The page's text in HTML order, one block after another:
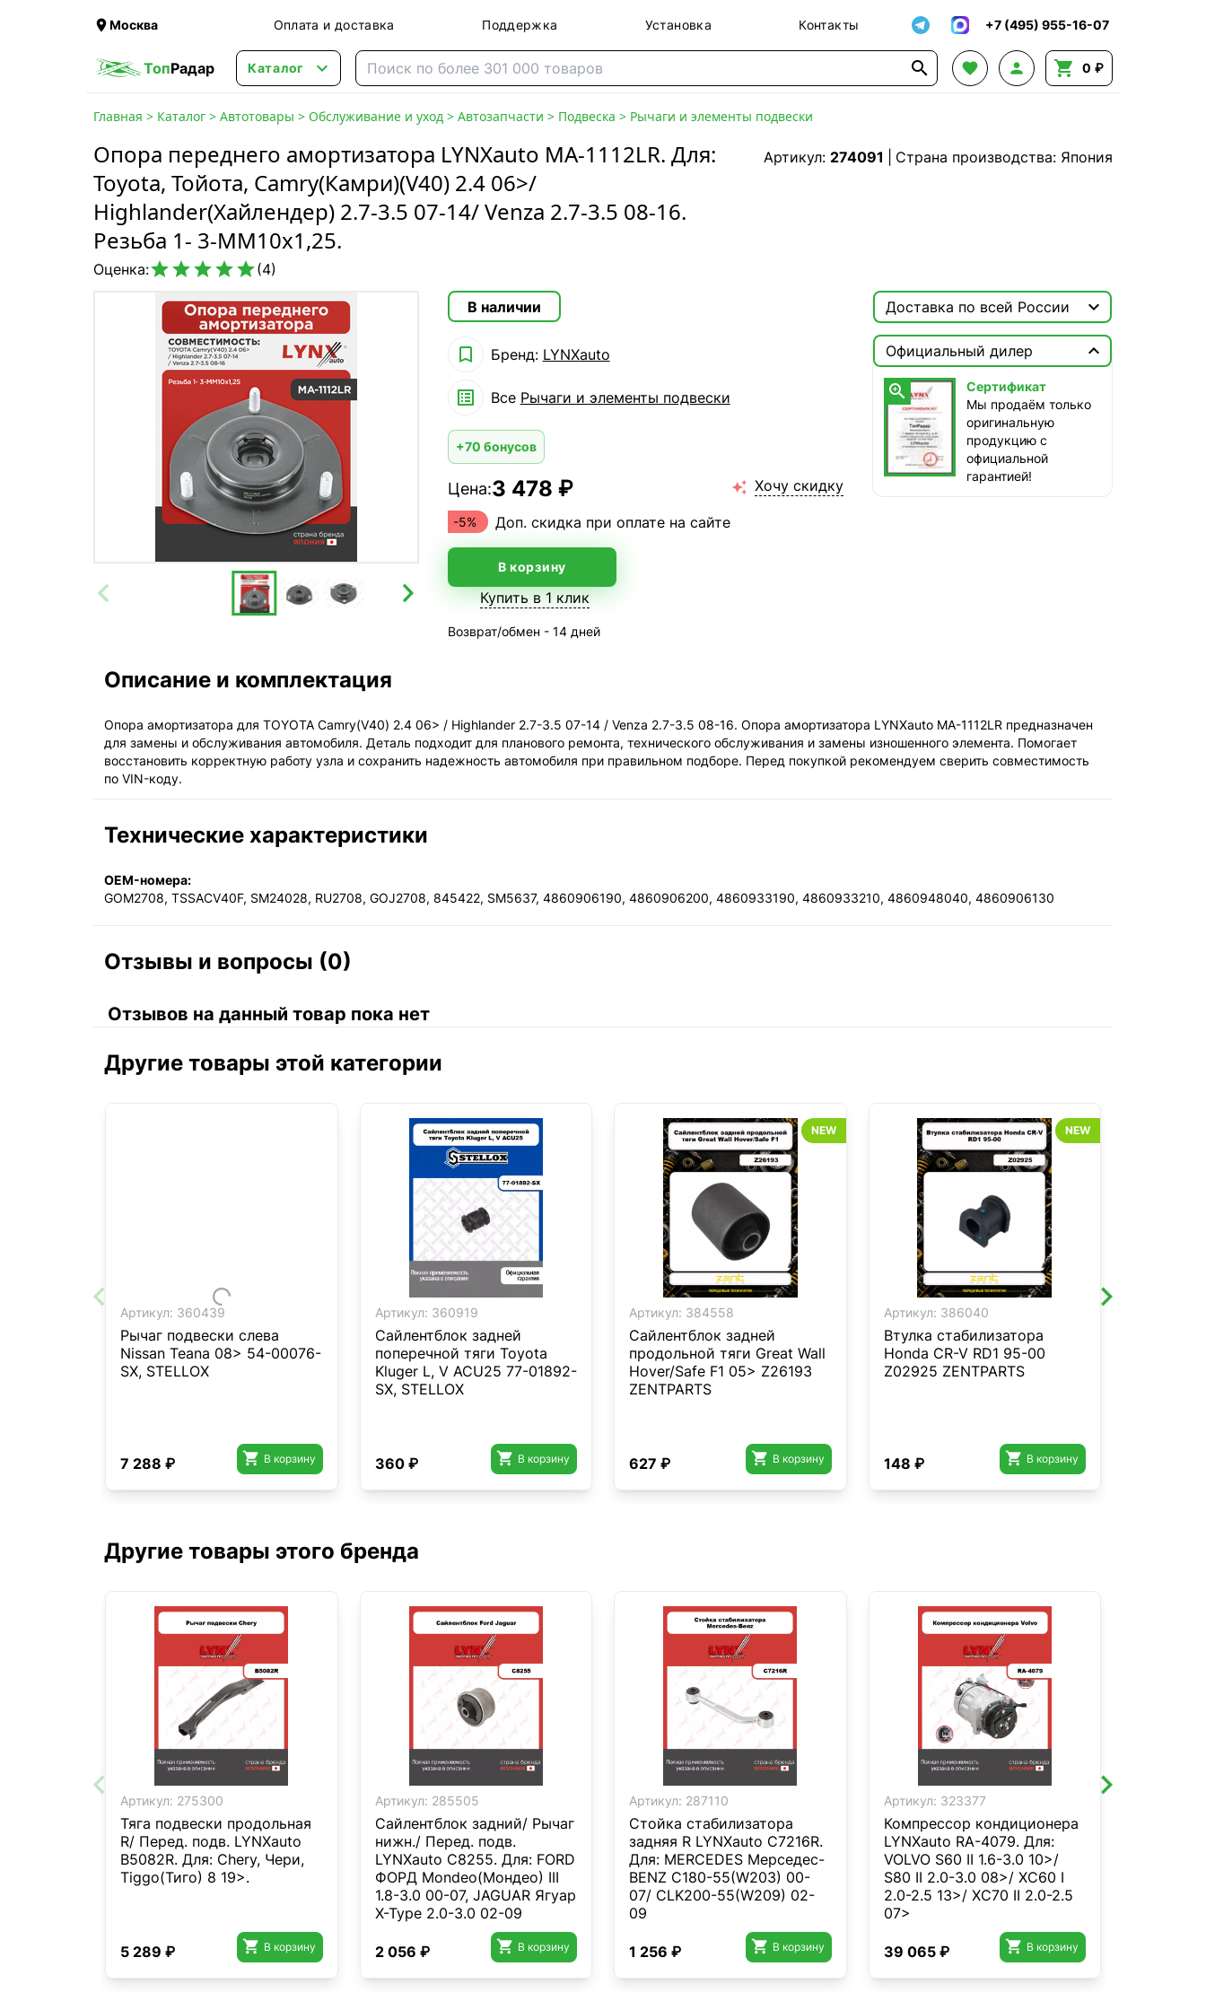
Москва Оплата и доставка Поддержка Установка Контакты +7 (495) 955-16-07
ТопРадар Каталог      0 ₽
Главная > Каталог > Автотовары > Обслуживание и уход > Автозапчасти > Подвеска > Рычаги и элементы подвески
Опора переднего амортизатора LYNXauto MA-1112LR. Для:
Toyota, Тойота, Camry(Камри)(V40) 2.4 06>/
Highlander(Хайлендер) 2.7-3.5 07-14/ Venza 2.7-3.5 08-16.
Резьба 1- 3-MM10x1,25.
Артикул: 274091 Страна производства: Япония
Оценка:(4)
В наличии
 Бренд: LYNXauto
 Все Рычаги и элементы подвески
+70 бонусов
Цена:3 478 ₽  Хочу скидку
-5% Доп. скидка при оплате на сайте
В корзину
Купить в 1 клик
Возврат/обмен - 14 дней
Доставка по всей России 
 Москва
ТопРадар — Курьер
сегодня, от 350 ₽
ТопРадар — Самовывоз
сегодня, бесплатно
наб. Бережковская, д. 20, стр. 19
Официальный дилер


Сертификат
Мы продаём только
оригинальную
продукцию с
официальной
гарантией!
Описание и комплектация
Опора амортизатора для TOYOTA Camry(V40) 2.4 06> / Highlander 2.7-3.5 07-14 / Venza 2.7-3.5 08-16. Опора амортизатора LYNXauto MA-1112LR предназначен
для замены и обслуживания автомобиля. Деталь подходит для планового ремонта, технического обслуживания и замены изношенного элемента. Помогает
восстановить корректную работу узла и сохранить надежность автомобиля при правильном подборе. Перед покупкой рекомендуем сверить совместимость
по VIN-коду.
Технические характеристики
OEM-номера:
GOM2708, TSSACV40F, SM24028, RU2708, GOJ2708, 845422, SM5637, 4860906190, 4860906200, 4860933190, 4860933210, 4860948040, 4860906130
Отзывы и вопросы (0)
Отзывов на данный товар пока нет
Другие товары этой категории
Артикул: 360439
Рычаг подвески слева
Nissan Teana 08> 54-00076-
SX, STELLOX
7 288 ₽  В корзину
Артикул: 360919
Сайлентблок задней
поперечной тяги Toyota
Kluger L, V ACU25 77-01892-
SX, STELLOX
360 ₽  В корзину
Артикул: 384558
Сайлентблок задней
продольной тяги Great Wall
Hover/Safe F1 05> Z26193
ZENTPARTS
627 ₽  В корзину
NEW
Артикул: 386040
Втулка стабилизатора
Honda CR-V RD1 95-00
Z02925 ZENTPARTS
148 ₽  В корзину
NEW
Другие товары этого бренда
Артикул: 275300
Тяга подвески продольная
R/ Перед. подв. LYNXauto
B5082R. Для: Chery, Чери,
Tiggo(Тиго) 8 19>.
5 289 ₽  В корзину
Артикул: 285505
Сайлентблок задний/ Рычаг
нижн./ Перед. подв.
LYNXauto C8255. Для: FORD
ФОРД Mondeo(Мондео) III
1.8-3.0 00-07, JAGUAR Ягуар
X-Type 2.0-3.0 02-09
2 056 ₽  В корзину
Артикул: 287110
Стойка стабилизатора
задняя R LYNXauto C7216R.
Для: MERCEDES Мерседес-
BENZ C180-55(W203) 00-
07/ CLK200-55(W209) 02-
09
1 256 ₽  В корзину
Артикул: 323377
Компрессор кондиционера
LYNXauto RA-4079. Для:
VOLVO S60 II 1.6-3.0 10>/
S80 II 2.0-3.0 08>/ XC60 I
2.0-2.5 13>/ XC70 II 2.0-2.5
07>
39 065 ₽  В корзину